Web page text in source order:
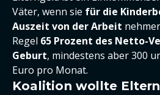
Väter, wenn sie für die
Auszeit von der Arbeit
Regel 65 Prozent des Netto-
Geburt, mindestens aber 300
Euro pro Monat.
Koalition wollte